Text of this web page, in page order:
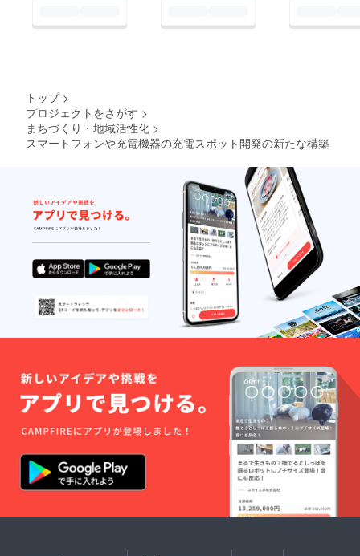
トップ >
プロジェクトをさがす >
まちづくり・地域活性化 >
スマートフォンや充電機器の充電スポット開発の新たな構築